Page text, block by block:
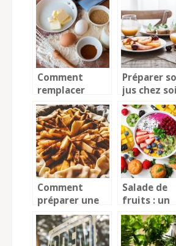
plaît à
monde
Comment
remplacer
certains
aliments
d’origine
animale?
Préparer
jus chez
matin
Comment
préparer une
tarte aux
pommes ?
Salade de
fruits : un
dessert à
déguster à
toute